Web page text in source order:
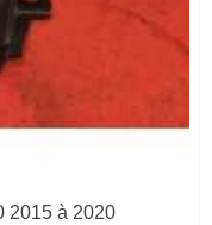
2015 à 2020